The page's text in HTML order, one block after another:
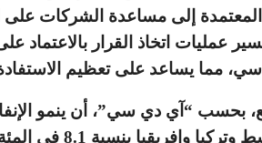
إلى مساعدة الشركات على
عمليات اتخاذ القرار بالاعتماد
مما يساعد على تعظيم
بحسب “آي دي سي”، أن ينمو